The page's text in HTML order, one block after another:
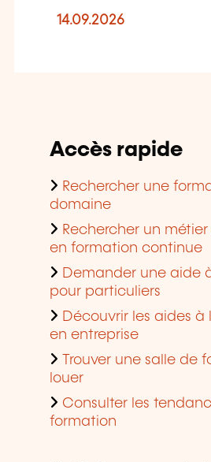
14.09.2026
Accès rapide
Rechercher une
domaine
Rechercher un
en formation continue
Demander une aide
pour particuliers
Découvrir les aides
en entreprise
Trouver une salle de
louer
Consulter les
formation